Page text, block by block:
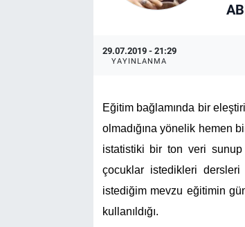
29.07.2019 - 21:29
YAYINLANMA
Eğitim bağlamında bir
olmadığına yönelik hemen
istatistiki bir ton veri sunup
çocuklar istedikleri
istediğim mevzu eğitimin
kullanıldığı.